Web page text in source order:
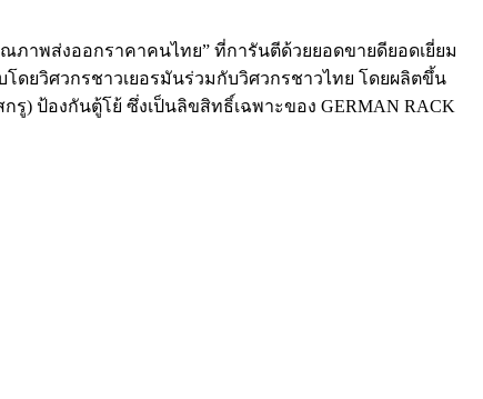
ภาพส่งออกราคาคนไทย” ที่การันตีด้วยยอดขายดียอดเยี่ยม
โดยวิศวกรชาวเยอรมันร่วมกับวิศวกรชาวไทย โดยผลิตขึ้น
รู) ป้องกันตู้โย้ ซึ่งเป็นลิขสิทธิ์เฉพาะของ GERMAN RACK